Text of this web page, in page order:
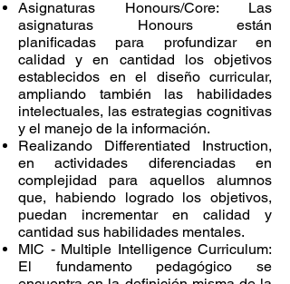
Asignaturas Honours/Core: Las
asignaturas Honours están
planificadas para profundizar en
calidad y en cantidad los objetivos
establecidos en el diseño curricular,
ampliando también las habilidades
intelectuales, las estrategias cognitivas
y el manejo de la información.
Realizando Differentiated Instruction,
en actividades diferenciadas en
complejidad para aquellos alumnos
que, habiendo logrado los objetivos,
puedan incrementar en calidad y
cantidad sus habilidades mentales.
MIC - Multiple Intelligence Curriculum:
El fundamento pedagógico se